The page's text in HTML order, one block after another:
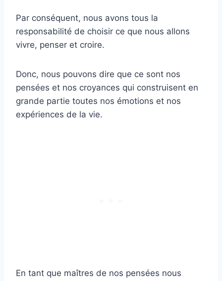
Par conséquent, nous avons tous la
responsabilité de choisir ce que nous allons
vivre, penser et croire.
Donc, nous pouvons dire que ce sont nos
pensées et nos croyances qui construisent en
grande partie toutes nos émotions et nos
expériences de la vie.
En tant que maîtres de nos pensées nous